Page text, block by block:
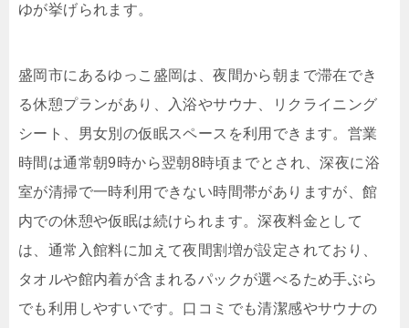
ゆが挙げられます。
盛岡市にあるゆっこ盛岡は、夜間から朝まで滞在でき
る休憩プランがあり、入浴やサウナ、リクライニング
シート、男女別の仮眠スペースを利用できます。営業
時間は通常朝9時から翌朝8時頃までとされ、深夜に浴
室が清掃で一時利用できない時間帯がありますが、館
内での休憩や仮眠は続けられます。深夜料金として
は、通常入館料に加えて夜間割増が設定されており、
タオルや館内着が含まれるパックが選べるため手ぶら
でも利用しやすいです。口コミでも清潔感やサウナの